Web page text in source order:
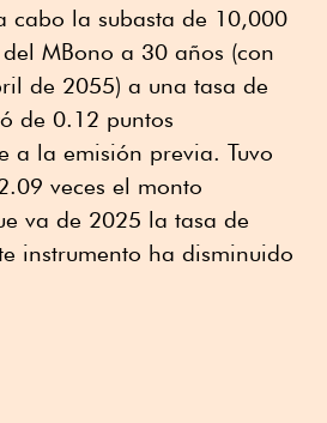
cabo la subasta de 10,000
MBono a 30 años (con
de 2055) a una tasa de
de 0.12 puntos
a la emisión previa. Tuvo
veces el monto
va de 2025 la tasa de
instrumento ha disminuido